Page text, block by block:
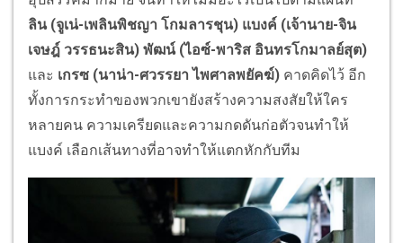
ลิน (จูเน่-เพลินพิชญา โกมลารชุน) แบงค์ (เจ้านาย-จิน
เจษฎ์ วรรธนะสิน) พัฒน์ (ไอซ์-พาริส อินทรโกมาลย์สุต)
และ เกรซ (นาน่า-ศวรรยา ไพศาลพยัคฆ์) คาดคิดไว้ อีก
ทั้งการกระทำของพวกเขายังสร้างความสงสัยให้ใคร
หลายคน ความเครียดและความกดดันก่อตัวจนทำให้
แบงค์ เลือกเส้นทางที่อาจทำให้แตกหักกับทีม